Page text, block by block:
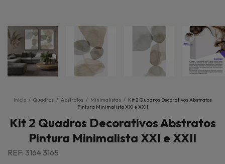
Início / Quadros / Abstratos / Minimalistas / Kit 2 Quadros Decorativos Abstratos
Pintura Minimalista XXI e XXII
Kit 2 Quadros Decorativos Abstratos
Pintura Minimalista XXI e XXII
REF: 3164 3165